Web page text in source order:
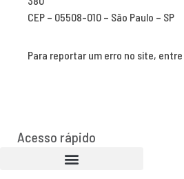
CEP – 05508-010 – São Paulo – SP
Para reportar um erro no site,
Acesso rápido